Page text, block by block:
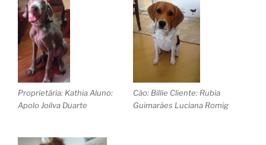
Proprietária: Kathia Aluno:
Apolo‏ Joilva Duarte
Cão: Billie Cliente: Rubia